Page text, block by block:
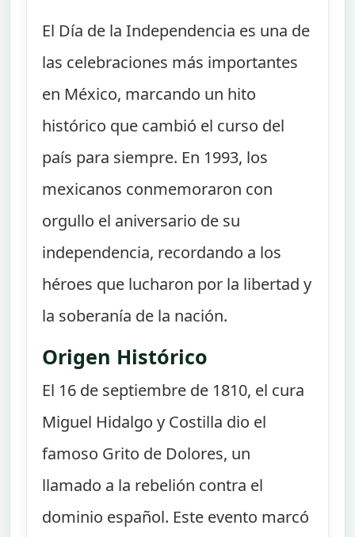
El Día de la Independencia es una de
las celebraciones más importantes
en México, marcando un hito
histórico que cambió el curso del
país para siempre. En 1993, los
mexicanos conmemoraron con
orgullo el aniversario de su
independencia, recordando a los
héroes que lucharon por la libertad y
la soberanía de la nación.
Origen Histórico
El 16 de septiembre de 1810, el cura
Miguel Hidalgo y Costilla dio el
famoso Grito de Dolores, un
llamado a la rebelión contra el
dominio español. Este evento marcó